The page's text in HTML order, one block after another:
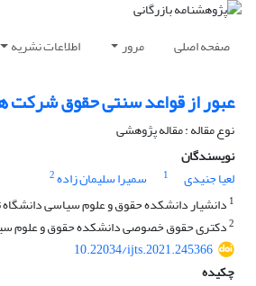
صفحه اصلی مرور اطلاعات نشریه
عبور از قواعد سنتی حقوق شرکت
نوع مقاله : مقاله پژوهشی
نویسندگان
لعیا جنیدی
1 سمیرا سلیمان زاده2
1دانشیار دانشکده حقوق و علوم سیاسی دانشگاه
2دکتری حقوق خصوصی دانشکده حقوق و علوم
10.22034/ijts.2021.245366
چکیده